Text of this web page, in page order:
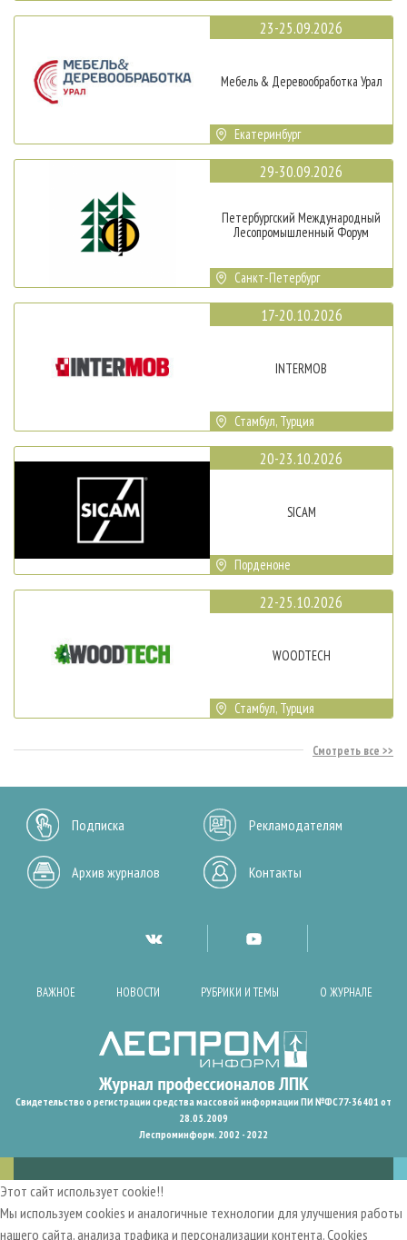
23-25.09.2026
Мебель & Деревообработка Урал
Екатеринбург
29-30.09.2026
Петербургский Международный
Лесопромышленный Форум
Санкт-Петербург
17-20.10.2026
INTERMOB
Стамбул, Турция
20-23.10.2026
SICAM
Порденоне
22-25.10.2026
WOODTECH
Стамбул, Турция
Смотреть все
Подписка Рекламодателям
Архив журналов Контакты
ВАЖНОЕ НОВОСТИ РУБРИКИ И ТЕМЫ О ЖУРНАЛЕ
Свидетельство о регистрации средства массовой информации ПИ №ФС77-36401 от
28.05.2009
Леспроминформ. 2002 - 2022
Этот сайт использует cookie!!
Мы используем cookies и аналогичные технологии для улучшения работы
нашего сайта, анализа трафика и персонализации контента. Cookies